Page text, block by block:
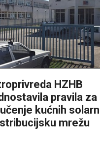
HZHB
pravila za
kućnih
mrežu